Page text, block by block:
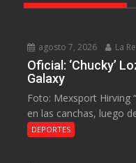
agosto 7, 2026 La
Oficial: ‘Chucky’
Galaxy
Foto: Mexsport Hirving
en las canchas, luego
DEPORTES